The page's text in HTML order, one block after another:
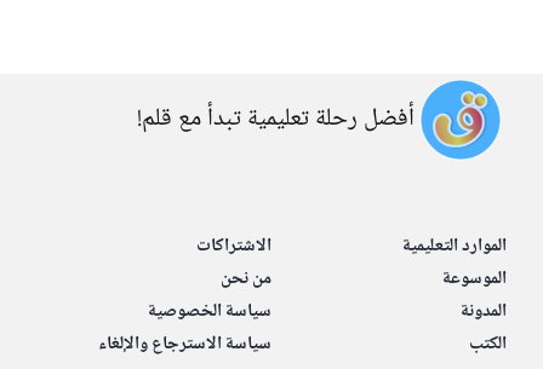
أفضل رحلة تعليمية تبدأ مع قلم!
الموارد التعليمية
الموسوعة
المدونة
الكتب
الاشتراكات
من نحن
سياسة الخصوصية
سياسة الاسترجاع والإلغاء